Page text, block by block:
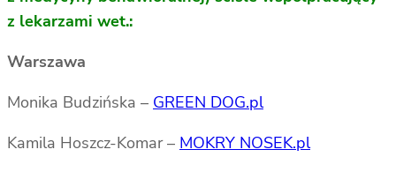
z lekarzami wet.:
Warszawa
Monika Budzińska – GREEN DOG.pl
Kamila Hoszcz-Komar – MOKRY NOSEK.pl